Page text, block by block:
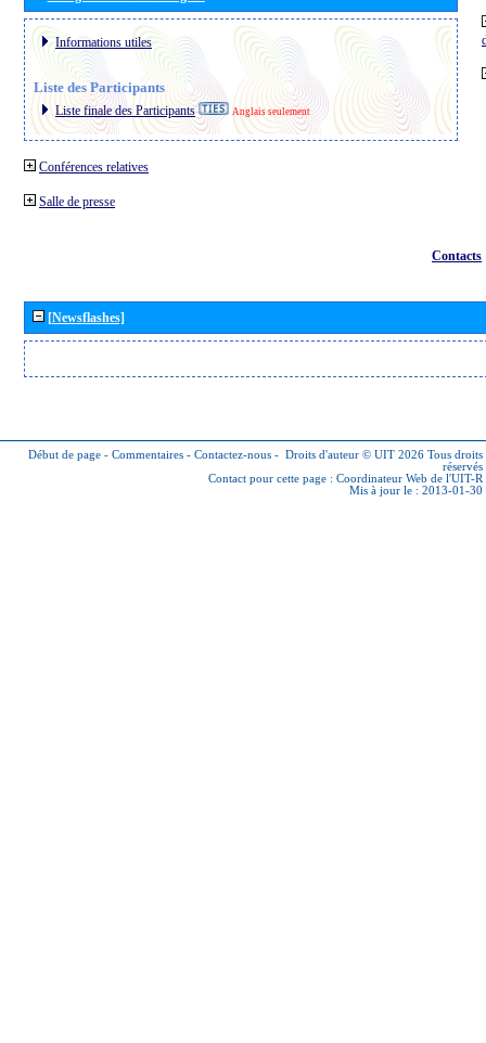
Informations utiles
Liste des Participants
Liste finale des Participants Anglais seulement
Conférences relatives
Salle de presse
Contacts
[Newsflashes]
Début de page - Commentaires - Contactez-nous - Droits d'auteur © UIT 2026 Tous droits
réservés
Contact pour cette page : Coordinateur Web de l'UIT-R
Mis à jour le : 2013-01-30